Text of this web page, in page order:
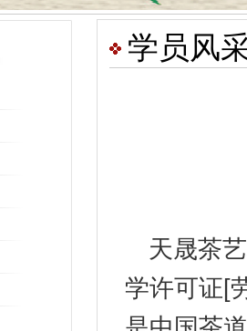
学员风
天晟茶
学许可证[